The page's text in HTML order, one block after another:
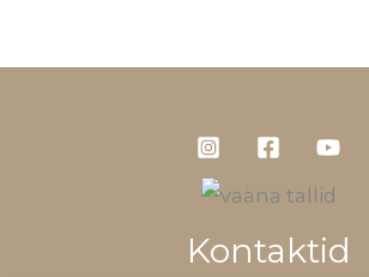
Kontaktid